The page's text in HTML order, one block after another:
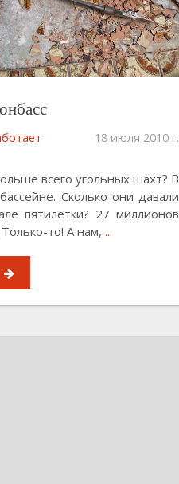
18 июля 2010 г.
всего угольных шахт? В
Сколько они давали
пятилетки? 27 миллионов
то! А нам, ...